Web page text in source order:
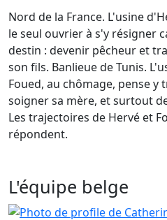
Nord de la France. L'usine
le seul ouvrier à s'y résigner
destin : devenir pêcheur et
son fils. Banlieue de Tunis.
Foued, au chômage, pense y
soigner sa mère, et surtout
Les trajectoires de Hervé et
répondent.
L'équipe belge